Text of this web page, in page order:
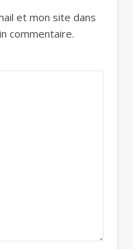
et mon site dans
commentaire.